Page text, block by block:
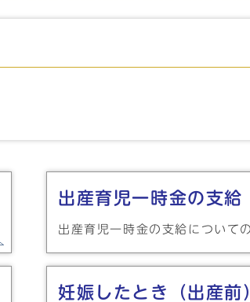
出産育児一時金の支給
出産育児一時金の支給について
妊娠したとき（出産前